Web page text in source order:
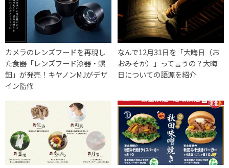
カメラのレンズフードを再現し
た食器「レンズフード漆器・螺
鈿」が発売！キヤノンMJがデザ
イン監修
なんで12月31日を「大晦日（お
おみそか）」って言うの？大晦
日についての語源を紹介